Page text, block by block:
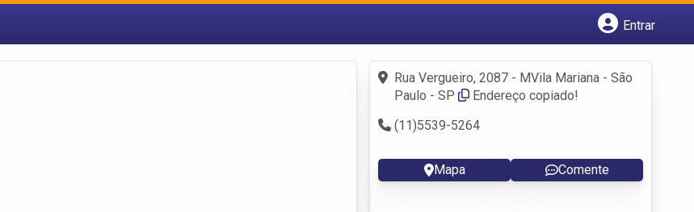
Entrar
Fazer login
Criar conta
Rua Vergueiro, 2087 - MVila Mariana - São
Paulo - SP
Endereço copiado!
(11)5539-5264
Mapa Comente